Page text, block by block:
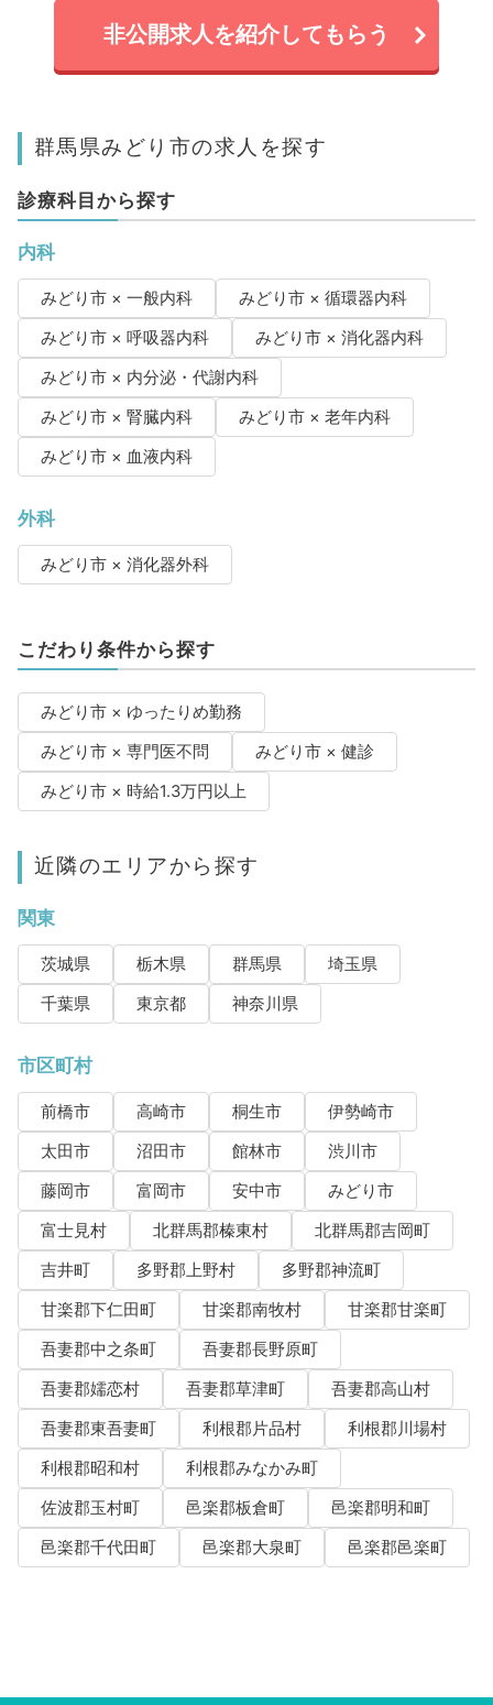
非公開求人を紹介してもらう
群馬県みどり市の求人を探す
診療科目から探す
内科
みどり市 × 一般内科
みどり市 × 循環器内科
みどり市 × 呼吸器内科
みどり市 × 消化器内科
みどり市 × 内分泌・代謝内科
みどり市 × 腎臓内科
みどり市 × 老年内科
みどり市 × 血液内科
外科
みどり市 × 消化器外科
こだわり条件から探す
みどり市 × ゆったりめ勤務
みどり市 × 専門医不問
みどり市 × 健診
みどり市 × 時給1.3万円以上
近隣のエリアから探す
関東
茨城県 栃木県 群馬県
埼玉県
千葉県
東京都 神奈川県
市区町村
前橋市 高崎市 桐生市
伊勢崎市
太田市
沼田市 館林市
渋川市
藤岡市
富岡市 安中市
みどり市
富士見村
北群馬郡榛東村
北群馬郡吉岡町
吉井町
多野郡上野村
多野郡神流町
甘楽郡下仁田町
甘楽郡南牧村
甘楽郡甘楽町
吾妻郡中之条町
吾妻郡長野原町
吾妻郡嬬恋村
吾妻郡草津町
吾妻郡高山村
吾妻郡東吾妻町
利根郡片品村
利根郡川場村
利根郡昭和村
利根郡みなかみ町
佐波郡玉村町
邑楽郡板倉町
邑楽郡明和町
邑楽郡千代田町
邑楽郡大泉町 邑楽郡邑楽町